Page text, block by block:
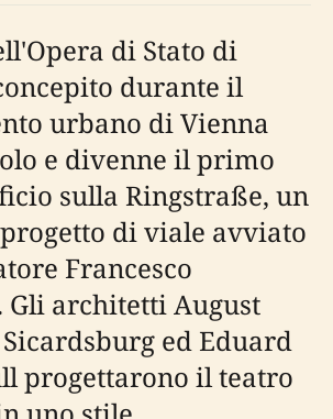
di Stato di
durante il
urbano di Vienna
e divenne il primo
sulla Ringstraße, un
di viale avviato
Francesco
Gli architetti August
ed Eduard
progettarono il teatro